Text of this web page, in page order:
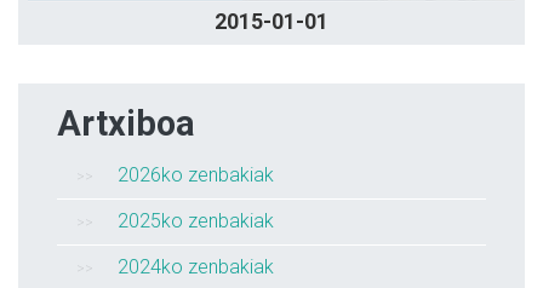
2015-01-01
Artxiboa
2026ko zenbakiak
2025ko zenbakiak
2024ko zenbakiak